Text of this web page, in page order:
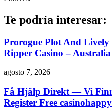
Te podría interesar:
Prorogue Plot And
Ripper Casino –
agosto 7, 2026
Få Hjälp Direkt ​​— Vi
Register Free